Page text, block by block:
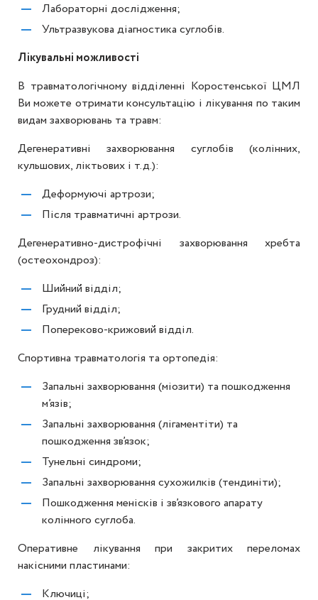
Лабораторні дослідження;
Ультразвукова діагностика суглобів.
Лікувальні можливості
В травматологічному відділенні Коростенської ЦМЛ
Ви можете отримати консультацію і лікування по таким
видам захворювань та травм:
Дегенеративні захворювання суглобів (колінних,
кульшових, ліктьових і т.д.):
Деформуючі артрози;
Після травматичні артрози.
Дегенеративно-дистрофічні захворювання хребта
(остеохондроз):
Шийний відділ;
Грудний відділ;
Попереково-крижовий відділ.
Спортивна травматологія та ортопедія:
Запальні захворювання (міозити) та пошкодження
м’язів;
Запальні захворювання (лігаментіти) та
пошкодження зв’язок;
Тунельні синдроми;
Запальні захворювання сухожилків (тендиніти);
Пошкодження менісків і зв’язкового апарату
колінного суглоба.
Оперативне лікування при закритих переломах
накісними пластинами:
Ключиці;